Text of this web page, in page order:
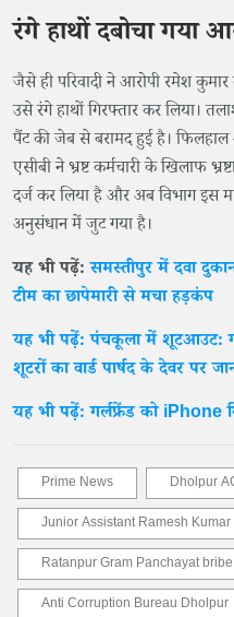
रंगे हाथों दबोचा गया
जैसे ही परिवादी ने आरोपी रमेश
उसे रंगे हाथों गिरफ्तार कर लिया।
पैंट की जेब से बरामद हुई है।
एसीबी ने भ्रष्ट कर्मचारी के खिलाफ
दर्ज कर लिया है और अब विभाग इस
अनुसंधान में जुट गया है।
यह भी पढ़ें:समस्तीपुर में दवा
टीम का छापेमारी से मचा हड़कंप
यह भी पढ़ें: पंचकूला में शूटआउट:
शूटरों का वार्ड पार्षद के देवर पर
यह भी पढ़ें: गर्लफ्रेंड को iPhone
Prime News
Dholpur
Junior Assistant Ramesh Kumar
Ratanpur Gram Panchayat bribe
Anti Corruption Bureau Dholpur